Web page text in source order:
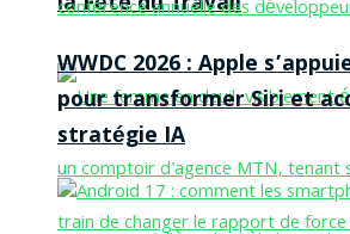
WWDC 2026 : Apple
pour transformer Siri et
stratégie IA